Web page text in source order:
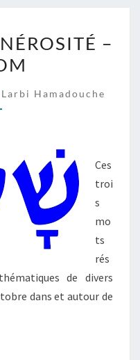
–
Larbi Hamadouche
Ces
troi
s
mo
ts
rés
de divers
dans et autour de